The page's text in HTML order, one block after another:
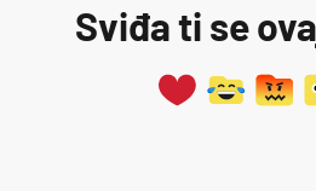
Sviđa ti se